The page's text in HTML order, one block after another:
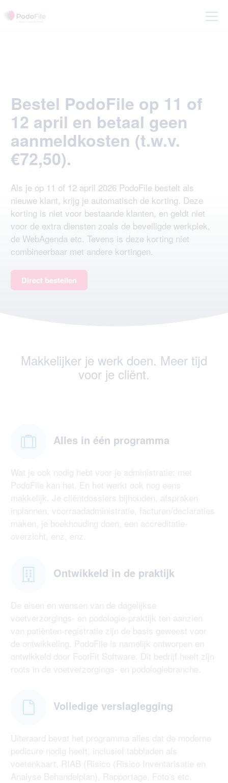
Bestel PodoFile op 11 of
12 april en betaal geen
aanmeldkosten (t.w.v.
€72,50).
Als je op 11 of 12 april 2026 PodoFile bestelt als
nieuwe klant, krijg je automatisch de korting. Deze
korting is niet voor bestaande klanten, en geldt niet
voor de extra diensten zoals de beveiligde werkplek,
de WebAgenda etc. Tevens is deze korting niet
combineerbaar met andere kortingen.
Direct bestellen
Makkelijker je werk doen. Meer tijd
voor je cliënt.
Alles in één programma
Wat je ook nodig hebt voor je administratie: met
PodoFile kan het. En het werkt ook nog eens
makkelijk. Je cliëntdossiers bijhouden, afspraken
inplannen, voorraadadministratie, facturen/declaraties
maken, je boekhouding doen, een accreditatie-
overzicht, enz, enz.
Ontwikkeld in de praktijk
De eisen en wensen van de dagelijkse
voetverzorgings- en podologie-praktijk ten aanzien
van patiënten-registratie zijn de basis geweest voor
de ontwikkeling. PodoFile is namelijk ontworpen en
ontwikkeld door FootFit Software. Dit bedrijf heeft zijn
roots in de voetverzorgings- en podologiebranche.
Volledige verslaglegging
Uiteraard bevat het programma alles dat de moderne
pedicure nodig heeft, inclusief tabbladen als
voetenkaart, RIAB (Risico (Risico Inventarisatie en
Analyse Behandelplan), Rapportage, Foto's etc.